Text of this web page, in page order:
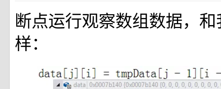
断点运行观察数组数据，
样：